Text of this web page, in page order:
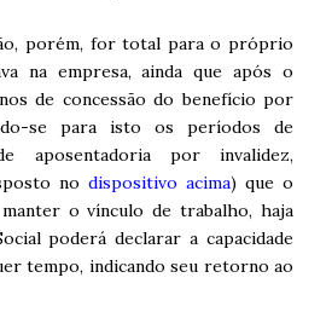
porém, for total para o próprio
na empresa, ainda que após o
de concessão do benefício por
se para isto os períodos de
aposentadoria por invalidez,
no dispositivo acima) que o
o vínculo de trabalho, haja
poderá declarar a capacidade
tempo, indicando seu retorno ao